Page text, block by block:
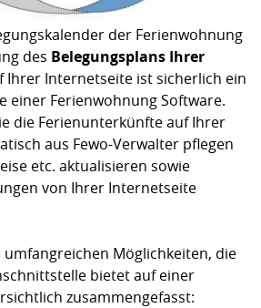
der Ferienwohnung
des Belegungsplans Ihrer
Ihrer Internetseite ist sicherlich ein
einer Ferienwohnung Software.
die Ferienunterkünfte auf Ihrer
aus Fewo-Verwalter pflegen
etc. aktualisieren sowie
von Ihrer Internetseite
Möglichkeiten, die
bietet auf einer
zusammengefasst: